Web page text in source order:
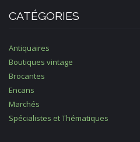
CATÉGORIES
Antiquaires
Boutiques vintage
Brocantes
Encans
Marchés
Spécialistes et Thématiques